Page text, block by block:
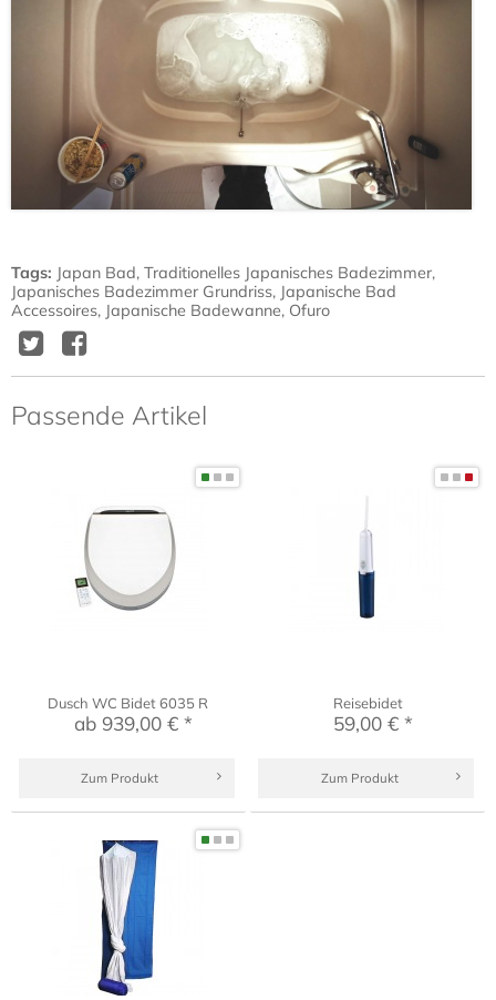
Tags: Japan Bad, Traditionelles Japanisches Badezimmer,
Japanisches Badezimmer Grundriss, Japanische Bad
Accessoires, Japanische Badewanne, Ofuro
TwitterFacebook
Passende Artikel
Dusch WC Bidet 6035 R
ab 939,00 € *
Zum Produkt
Reisebidet
59,00 € *
Zum Produkt